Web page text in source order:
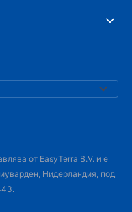
от EasyTerra B.V. и е
Нидерландия, под